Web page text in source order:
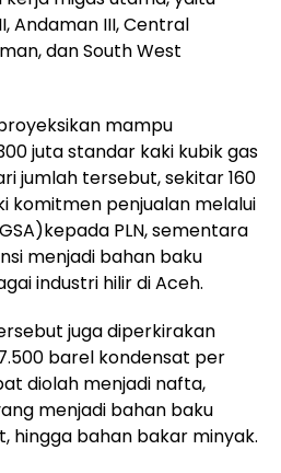
Andaman III, Central
dan South West
mampu
juta standar kaki kubik gas
jumlah tersebut, sekitar 160
komitmen penjualan melalui
PLN, sementara
menjadi bahan baku
industri hilir di Aceh.
juga diperkirakan
barel kondensat per
diolah menjadi nafta,
menjadi bahan baku
hingga bahan bakar minyak.